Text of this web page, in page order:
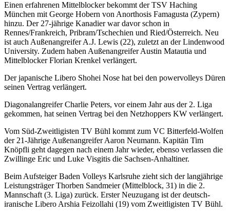
Einen erfahrenen Mittelblocker bekommt der TSV Haching
München mit George Hobern von Anorthosis Famagusta (Zypern)
hinzu. Der 27-jährige Kanadier war davor schon in
Rennes/Frankreich, Pribram/Tschechien und Ried/Österreich. Neu
ist auch Außenangreifer A.J. Lewis (22), zuletzt an der Lindenwood
University. Zudem haben Außenangreifer Austin Matautia und
Mittelblocker Florian Krenkel verlängert.
Der japanische Libero Shohei Nose hat bei den powervolleys Düren
seinen Vertrag verlängert.
Diagonalangreifer Charlie Peters, vor einem Jahr aus der 2. Liga
gekommen, hat seinen Vertrag bei den Netzhoppers KW verlängert.
Vom Süd-Zweitligisten TV Bühl kommt zum VC Bitterfeld-Wolfen
der 21-Jährige Außenangreifer Aaron Neumann. Kapitän Tim
Knöpfli geht dagegen nach einem Jahr wieder, ebenso verlassen die
Zwillinge Eric und Luke Visgitis die Sachsen-Anhaltiner.
Beim Aufsteiger Baden Volleys Karlsruhe zieht sich der langjährige
Leistungsträger Thorben Sandmeier (Mittelblock, 31) in die 2.
Mannschaft (3. Liga) zurück. Erster Neuzugang ist der deutsch-
iranische Libero Arshia Feizollahi (19) vom Zweitligisten TV Bühl.